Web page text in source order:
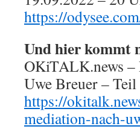
https://
Und hier kommt
OKiTALK.news –
Uwe Breuer –
https://
mediation-nach-